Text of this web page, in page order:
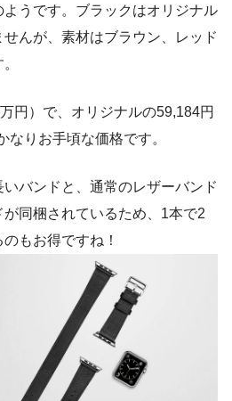
うです。ブラックはオリジナル
んが、素材はブラウン、レッド
円）で、オリジナルの59,184円
なりお手頃な価格です。
バンドと、通常のレザーバンド
同梱されているため、1本で2
もお得ですね！